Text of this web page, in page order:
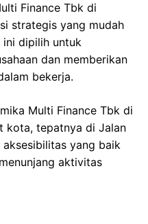
Finance Tbk di
strategis yang mudah
ini dipilih untuk
dan memberikan
bekerja.
Multi Finance Tbk di
kota, tepatnya di Jalan
aksesibilitas yang baik
aktivitas